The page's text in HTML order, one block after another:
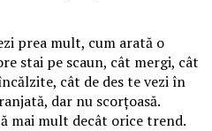
prea mult, cum arată o
stai pe scaun, cât mergi, cât
cât de des te vezi în
dar nu scorțoasă.
mai mult decât orice trend.